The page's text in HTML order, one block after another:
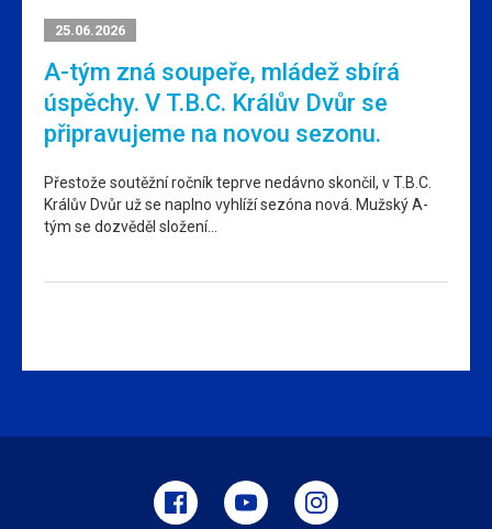
25.06.2026
A-tým zná soupeře, mládež sbírá
úspěchy. V T.B.C. Králův Dvůr se
připravujeme na novou sezonu.
Přestože soutěžní ročník teprve nedávno skončil, v T.B.C.
Králův Dvůr už se naplno vyhlíží sezóna nová. Mužský A-
tým se dozvěděl složení…